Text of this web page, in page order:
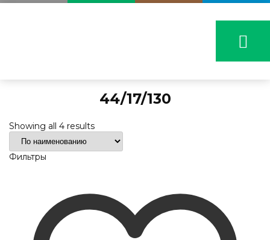
44/17/130
Showing all 4 results
Фильтры